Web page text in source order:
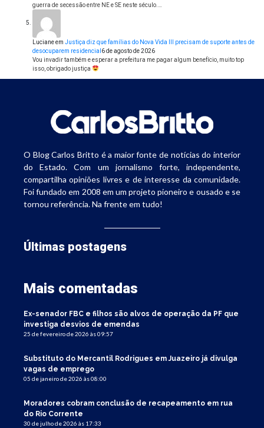
guerra de secessão entre NE e SE neste século.…
Lucianeem Justiça diz que famílias do Nova Vida III precisam de suporte antes de
desocuparem residencial 6 de agosto de 2026
Vou invadir também e esperar a prefeitura me pagar algum benefício, muito top
isso, obrigado justiça
O Blog Carlos Britto é a maior fonte de notícias do interior
do Estado. Com um jornalismo forte, independente,
compartilha opiniões livres e de interesse da comunidade.
Foi fundado em 2008 em um projeto pioneiro e ousado e se
tornou referência. Na frente em tudo!
Últimas postagens
Mais comentadas
Ex-senador FBC e filhos são alvos de operação da PF que
investiga desvios de emendas
25 de fevereiro de 2026 às 09:57
Substituto do Mercantil Rodrigues em Juazeiro já divulga
vagas de emprego
05 de janeiro de 2026 às 08:00
Moradores cobram conclusão de recapeamento em rua
do Rio Corrente
30 de julho de 2026 às 17:33